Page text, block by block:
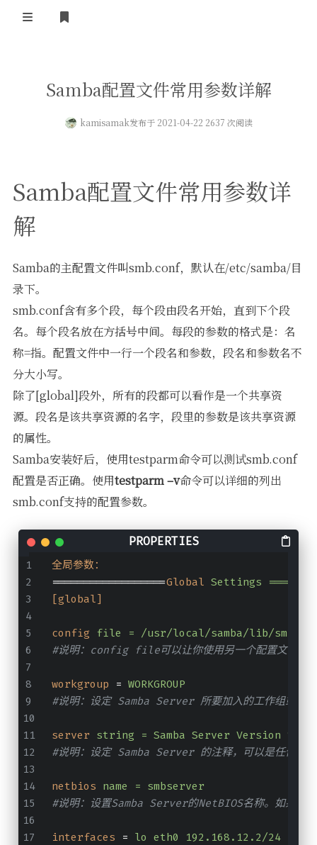
Samba配置文件常用参数详解
kamisamak发布于 2021-04-22 2637 次阅读
Samba配置文件常用参数详
解
Samba的主配置文件叫smb.conf，默认在/etc/samba/目
录下。
smb.conf含有多个段，每个段由段名开始，直到下个段
名。每个段名放在方括号中间。每段的参数的格式是：名
称=指。配置文件中一行一个段名和参数，段名和参数名不
分大小写。
除了[global]段外，所有的段都可以看作是一个共享资
源。段名是该共享资源的名字，段里的参数是该共享资源
的属性。
Samba安装好后，使用testparm命令可以测试smb.conf
配置是否正确。使用testparm –v命令可以详细的列出
smb.conf支持的配置参数。
全局参数：
==================Global Settings
[global]
config file = /usr/local/samba/lib/
#说明：config file可以让你使用另一个配置文件来
workgroup = WORKGROUP
#说明：设定 Samba Server 所要加入的工作组或者
server string = Samba Server Version %v
#说明：设定 Samba Server 的注释，可以是任何字符
netbios name = smbserver
#说明：设置Samba Server的NetBIOS名称。如果不
interfaces = lo eth0 192.168.12.2/24